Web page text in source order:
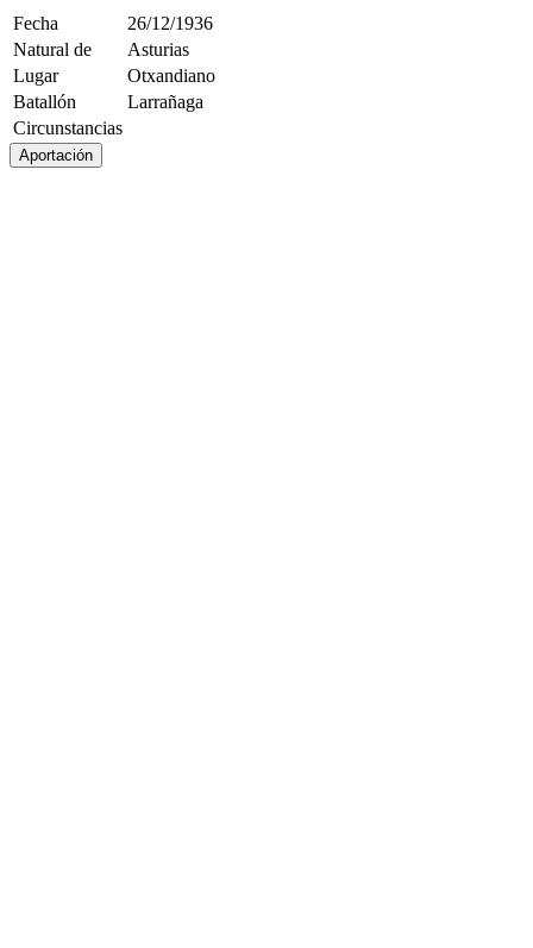
Fecha
26/12/1936
Natural de
Asturias
Lugar
Otxandiano
Batallón
Larrañaga
Circunstancias